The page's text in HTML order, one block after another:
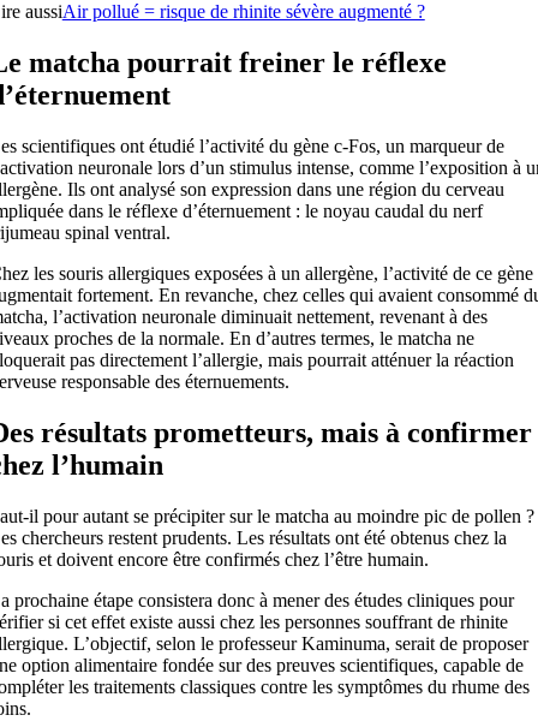
aussiAir pollué = risque de rhinite sévère augmenté ?
matcha pourrait freiner le réflexe
scientifiques ont étudié l’activité du gène c-Fos, un marqueur de
neuronale lors d’un stimulus intense, comme l’exposition à
Ils ont analysé son expression dans une région du cerveau
dans le réflexe d’éternuement : le noyau caudal du nerf
spinal ventral.
les souris allergiques exposées à un allergène, l’activité de ce gène
fortement. En revanche, chez celles qui avaient consommé
l’activation neuronale diminuait nettement, revenant à des
proches de la normale. En d’autres termes, le matcha ne
pas directement l’allergie, mais pourrait atténuer la réaction
responsable des éternuements.
résultats prometteurs, mais à confirmer
l’humain
il pour autant se précipiter sur le matcha au moindre pic de pollen ?
chercheurs restent prudents. Les résultats ont été obtenus chez la
et doivent encore être confirmés chez l’être humain.
prochaine étape consistera donc à mener des études cliniques pour
si cet effet existe aussi chez les personnes souffrant de rhinite
L’objectif, selon le professeur Kaminuma, serait de proposer
option alimentaire fondée sur des preuves scientifiques, capable de
les traitements classiques contre les symptômes du rhume des